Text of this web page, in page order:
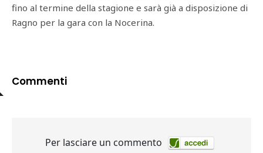
fino al termine della stagione e sarà già a disposizione di
Ragno per la gara con la Nocerina.
Commenti